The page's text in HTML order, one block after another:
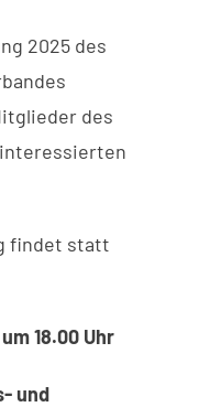
2025 des
des
interessierten
findet statt
18.00 Uhr
und